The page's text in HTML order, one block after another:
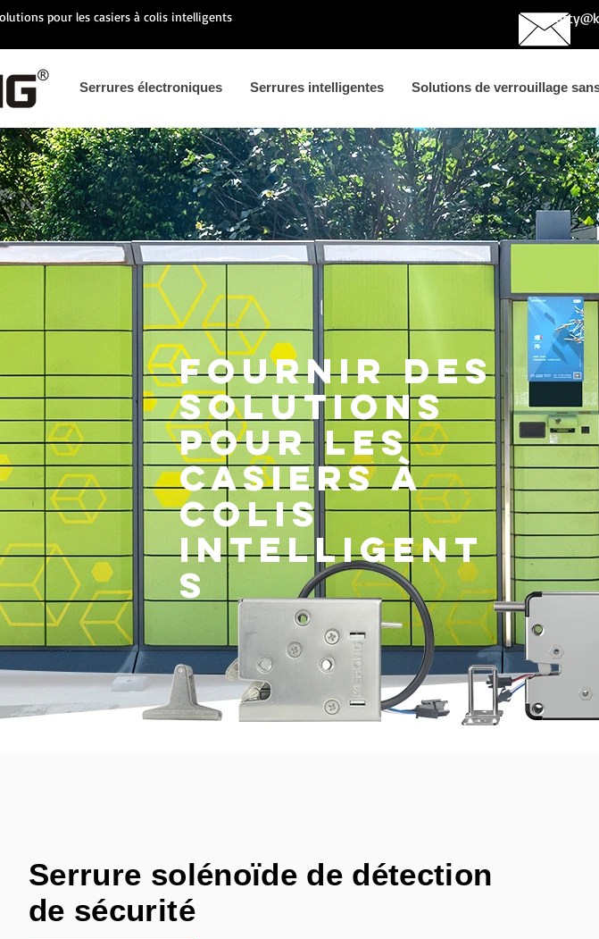
pour les casiers à colis intelligents
Serrures électroniques Serrures intelligentes Solutions de verrouillage
Fournir des
solutions
pour les
casiers à
colis
intelligent
s
Serrure solénoïde de détection
de sécurité